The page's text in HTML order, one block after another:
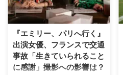
ー』はカナダの作家レイチェル・
リードによるベストセラー小説
「Game Changers」シリーズを
原作とする。シーズン1は小説シ
リーズ第2作「Heated Rivalry」
をもとに、氷上で最大のライバル
として火花を散らす二人のスター
『エミリー、パリへ行く』
出演女優、フランスで交通
事故「生きていられること
に感謝」撮影への影響は？